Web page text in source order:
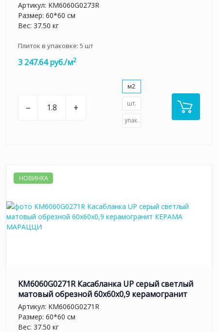
Артикул: KM6060G0273R
Размер: 60*60 см
Вес: 37.50 кг
Плиток в упаковке: 5 шт
3 247.64 руб./м2
– +
м2
шт.
упак.
НОВИНКА
KM6060G0271R Касабланка UP серый светлый
матовый обрезной 60x60x0,9 керамогранит
Артикул: KM6060G0271R
Размер: 60*60 см
Вес: 37.50 кг